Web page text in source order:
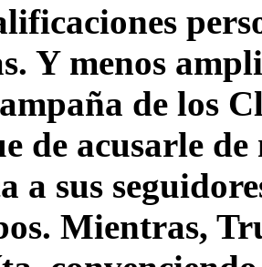
Y menos
de los
de acusarle
a sus
Mientras,